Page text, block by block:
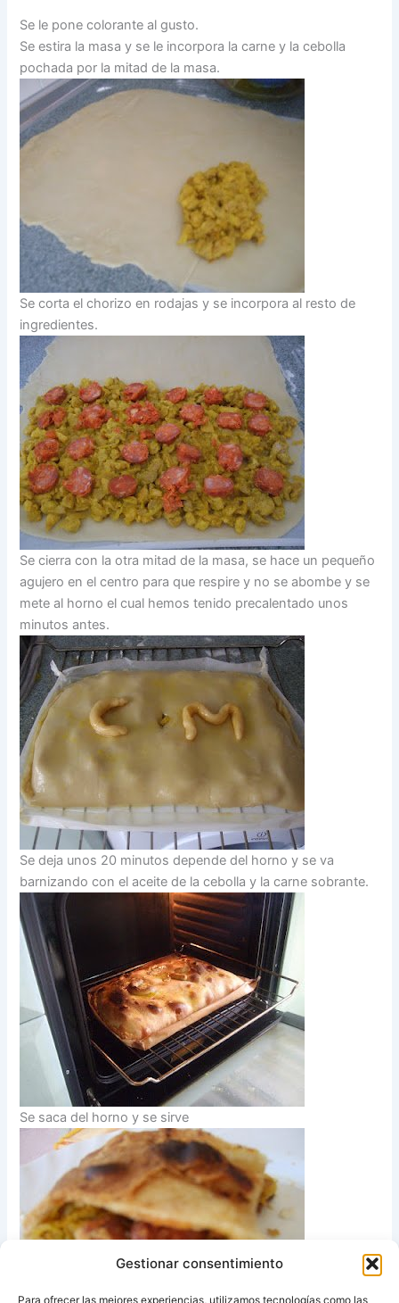
Gestionar consentimiento
Para ofrecer las mejores experiencias, utilizamos tecnologías como las
Se le pone colorante al gusto.
Se estira la masa y se le incorpora la carne y la cebolla
pochada por la mitad de la masa.
Se corta el chorizo en rodajas y se incorpora al resto de
ingredientes.
Se cierra con la otra mitad de la masa, se hace un pequeño
agujero en el centro para que respire y no se abombe y se
mete al horno el cual hemos tenido precalentado unos
minutos antes.
Se deja unos 20 minutos depende del horno y se va
barnizando con el aceite de la cebolla y la carne sobrante.
Se saca del horno y se sirve